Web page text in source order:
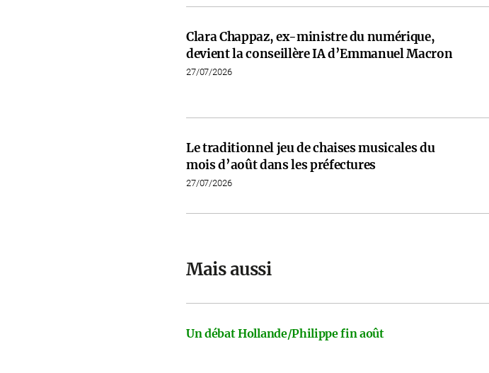
Clara Chappaz, ex-ministre du numérique,
devient la conseillère IA d’Emmanuel Macron
27/07/2026
Le traditionnel jeu de chaises musicales du
mois d’août dans les préfectures
27/07/2026
Mais aussi
Un débat Hollande/Philippe fin août